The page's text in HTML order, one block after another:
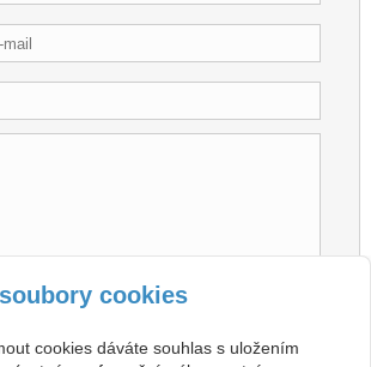
město České republiky
cookies
cookies dáváte souhlas s uložením